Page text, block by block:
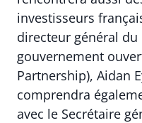
investisseurs
directeur général du
gouvernement
Partnership), Aidan
comprendra
avec le Secrétaire